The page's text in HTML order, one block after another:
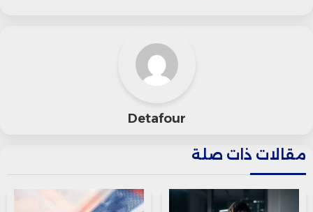
28% من إجمالي التجارة الخارجية للصين، مع
زيادة ملحوظة في واردات المنتجات الزراعية،
إطار توطيد التعاون التجاري ضمن التكتل.
كما أشار إلى أن الصين عززت صادراتها من
معدات البتروكيماويات وآلات تشغيل المعادن،
Detafour
مقالات ذات صلة